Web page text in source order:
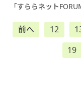
「すららネット
前へ 12
19